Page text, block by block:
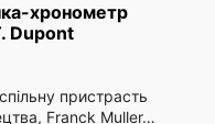
хронометр
Dupont
пристрасть
Franck Muller…